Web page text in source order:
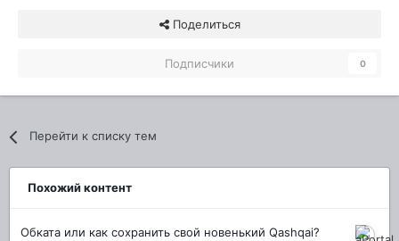
Поделиться
Подписчики 0
Перейти к списку тем
Похожий контент
Обката или как сохранить свой новенький Qashqai?